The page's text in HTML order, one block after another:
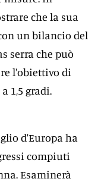
che la sua
un bilancio del
serra che può
l'obiettivo di
1,5 gradi.
d'Europa ha
compiuti
Esaminerà